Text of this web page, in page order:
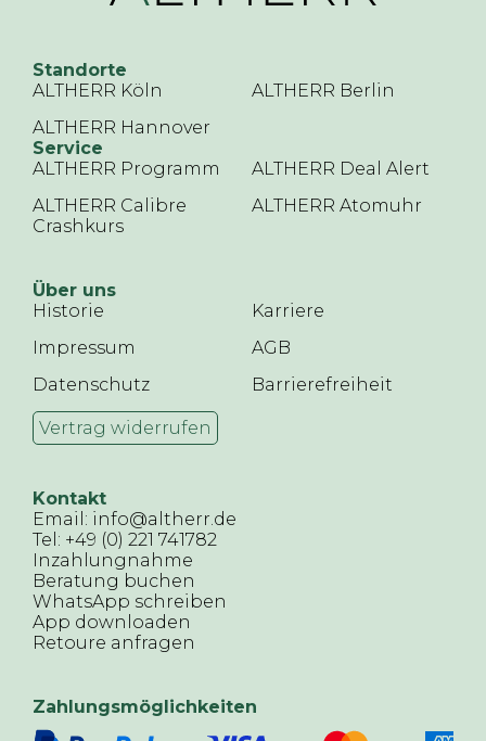
Standorte
ALTHERR Köln
ALTHERR Berlin
ALTHERR Hannover
Service
ALTHERR Programm
ALTHERR Deal Alert
ALTHERR Calibre
Crashkurs
ALTHERR Atomuhr
Über uns
Historie
Karriere
Impressum
AGB
Datenschutz
Barrierefreiheit
Vertrag widerrufen
Kontakt
Email: info@altherr.de
Tel: +49 (0) 221 741782
Inzahlungnahme
Beratung buchen
WhatsApp schreiben
App downloaden
Retoure anfragen
Zahlungsmöglichkeiten